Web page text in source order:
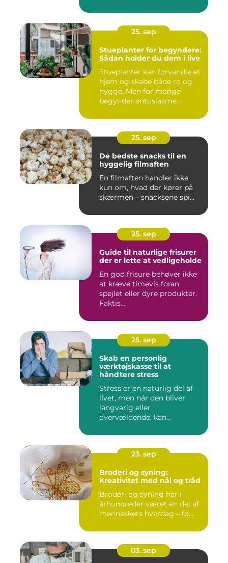
25. sep
Stueplanter for begyndere:
Sådan holder du dem i live
Stueplanter kan forvandle et
hjem og skabe både ro og
hygge. Men for mange
begynder entusiasme...
25. sep
De bedste snacks til en
hyggelig filmaften
En filmaften handler ikke
kun om, hvad der kører på
skærmen – snacksene spi...
25. sep
Guide til naturlige frisurer
der er lette at vedligeholde
En god frisure behøver ikke
at kræve timevis foran
spejlet eller dyre produkter.
Faktis...
25. sep
Skab en personlig
værktøjskasse til at
håndtere stress
Stress er en naturlig del af
livet, men når den bliver
langvarig eller
overvældende, kan...
23. sep
Broderi og syning:
Kreativitet med nål og tråd
Broderi og syning har i
århundreder været en del af
menneskers hverdag – fø...
03. sep